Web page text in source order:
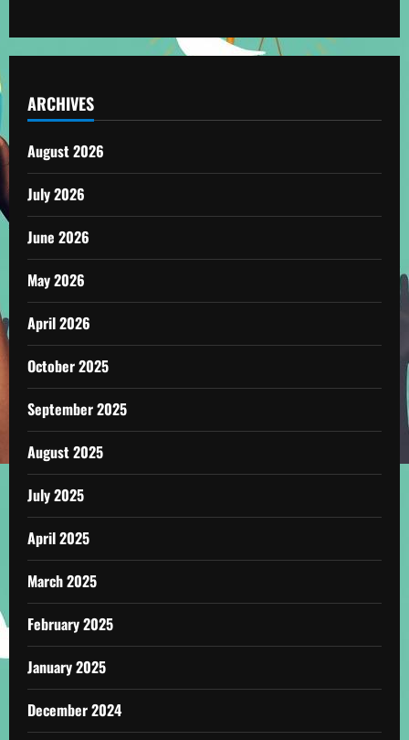
ARCHIVES
August 2026
July 2026
June 2026
May 2026
April 2026
October 2025
September 2025
August 2025
July 2025
April 2025
March 2025
February 2025
January 2025
December 2024